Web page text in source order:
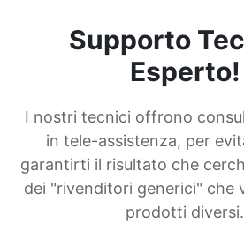
Supporto
Esperto!
I nostri tecnici offrono
in tele-assistenza, per
garantirti il risultato che
dei "rivenditori generici" che
prodotti diversi.